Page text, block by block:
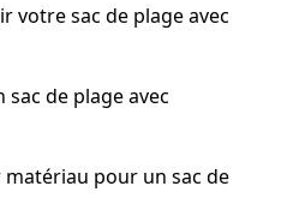
votre sac de plage avec
de plage avec
pour un sac de